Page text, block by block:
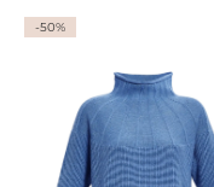
-50%